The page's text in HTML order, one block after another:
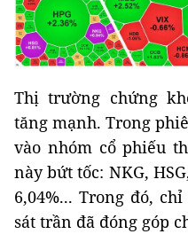
Thị trường chứng
tăng mạnh. Trong
vào nhóm cổ phiếu
này bứt tốc: NKG,
6,04%... Trong đó,
sát trần đã đóng góp